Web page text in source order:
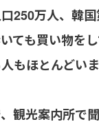
250万人、韓国
ても買い物を
もほとんどいま
観光案内所で